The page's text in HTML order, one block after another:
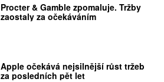
Procter & Gamble zpomaluje. Tržby
zaostaly za očekáváním
Apple očekává nejsilnější růst tržeb
za posledních pět let